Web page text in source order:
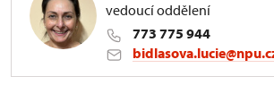
vedoucí oddělení
773 775 944